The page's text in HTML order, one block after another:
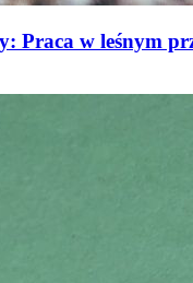
Praca w leśnym